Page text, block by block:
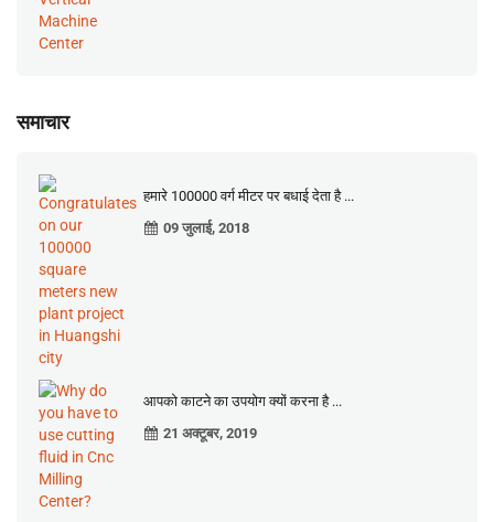
समाचार
हमारे 100000 वर्ग मीटर पर बधाई देता है ...
09 जुलाई, 2018
आपको काटने का उपयोग क्यों करना है ...
21 अक्टूबर, 2019